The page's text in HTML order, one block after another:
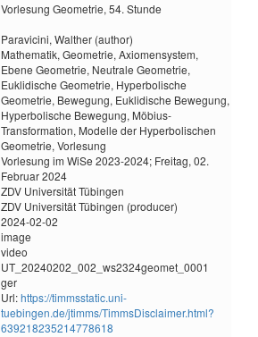
Vorlesung Geometrie, 54. Stunde
Paravicini, Walther (author)
Mathematik, Geometrie, Axiomensystem,
Ebene Geometrie, Neutrale Geometrie,
Euklidische Geometrie, Hyperbolische
Geometrie, Bewegung, Euklidische Bewegung,
Hyperbolische Bewegung, Möbius-
Transformation, Modelle der Hyperbolischen
Geometrie, Vorlesung
Vorlesung im WiSe 2023-2024; Freitag, 02.
Februar 2024
ZDV Universität Tübingen
ZDV Universität Tübingen (producer)
2024-02-02
image
video
UT_20240202_002_ws2324geomet_0001
ger
Url:https://timmsstatic.uni-
tuebingen.de/jtimms/TimmsDisclaimer.html?
639218235214778618